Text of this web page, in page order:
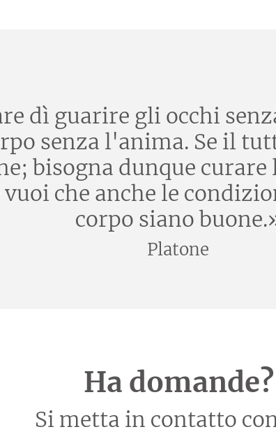
dì guarire gli occhi
senza l'anima. Se il
bisogna dunque
che anche le
corpo siano
Platone
Ha domande?
Si metta in contatto